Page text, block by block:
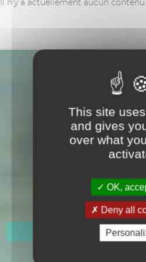
Il n'y a actuellement aucun
109 Avenue
CS
Cavalaire-
This site
and gives
over what
OK,
Deny all